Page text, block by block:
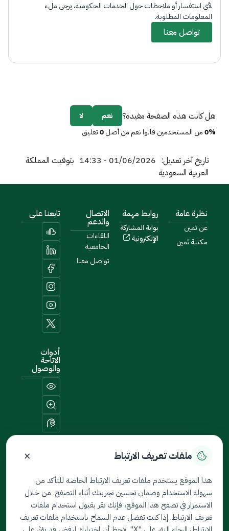
لأي استفسار أو ملاحظات حول الخدمات الحكومية، يرجى ملء
المعلومات المطلوبة.
تواصل معنا
هل كانت هذه الصفحة مفيدة؟ نعم
لا
0%من المستخدمين قالوا نعم من أصل0تعليق
تاريخ آخر تعديل: 01/06/2026 - 14:33
بتوقيت المملكة
العربية السعودية
نظرة عامة
عن ثمين
مكتبة ثمين
روابط مهمة
بوابة المشاركة
الإلكترونية
الاتصال
والدعم
اللقاءات
الجامعية
تواصل معنا
تابعنا على
أدوات
الاتاحة
والوصول
خريطة الموقع
جميع الحقوق محفوظة لدى
ثمين © 2026
تم تطويره بواسطة هيئة السوق
ملفات تعريف الارتباط ×
هذا الموقع يستخدم ملفات تعريف الارتباط الخاصة للتأكد من
سهولة الاستخدام وضمان تحسين تجربتك أثناء التصفح. من خلال
الاستمرار في تصفح هذا الموقع، فإنك تقر بقبول استخدام ملفات
تعريف الارتباط. إذا كنت تفضل عدم السماح باستخدام ملفات تعريف